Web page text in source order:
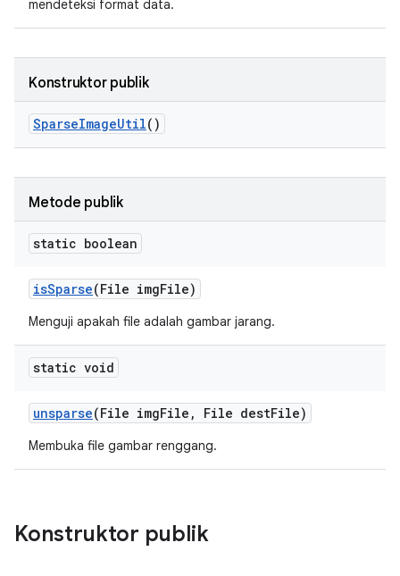
mendeteksi format data.
Konstruktor publik
SparseImageUtil()
Metode publik
static boolean
isSparse(File imgFile)
Menguji apakah file adalah gambar jarang.
static void
unsparse(File imgFile , File destFile)
Membuka file gambar renggang.
Konstruktor publik